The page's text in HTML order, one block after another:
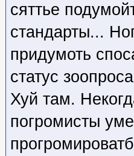
сяттье
стандарты...
придумоть
статус
Хуй там.
погромисты